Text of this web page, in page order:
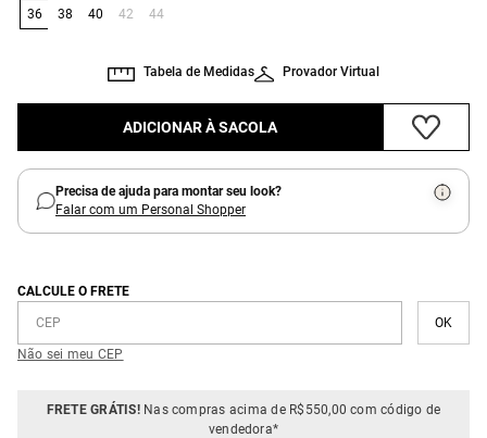
36 38 40 42 44
Provador Virtual
Tabela de Medidas
ADICIONAR À SACOLA
Precisa de ajuda para montar seu look?
Falar com um Personal Shopper
CALCULE O FRETE
Não sei meu CEP
FRETE GRÁTIS!Nas compras acima de R$550,00 com código de
vendedora*